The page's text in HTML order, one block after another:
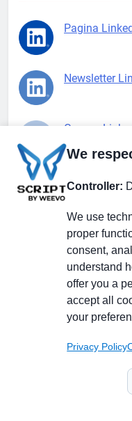
Pagina
Newsletter
Gruppo
Pagina
X.com
Il Giornale delle PMI.
Testata giornalistica
registrata al Tribunale
Milano n. 353 del 19
novembre 2013
We
Controller:
We use
proper
consent,
understand
offer you a
accept all
your
Privacy Policy